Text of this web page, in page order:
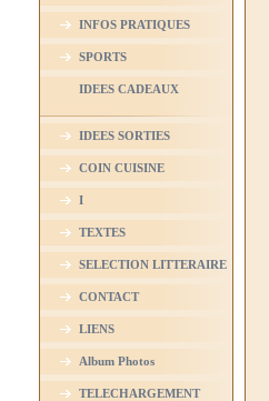
INFOS PRATIQUES
SPORTS
IDEES CADEAUX
IDEES SORTIES
COIN CUISINE
I
TEXTES
SELECTION LITTERAIRE
CONTACT
LIENS
Album Photos
TELECHARGEMENT